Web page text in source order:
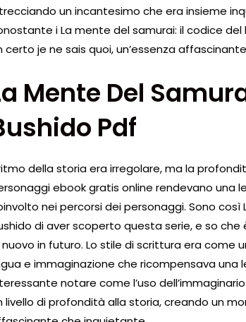
un incantesimo che era insieme
i La mente del samurai: il codice
certo je ne sais quoi, un’essenza
Mente Del
Pdf
della storia era irregolare, ma la
ebook gratis online rendevano una
nei percorsi dei personaggi. Sono
di aver scoperto questa serie, e so
in futuro. Lo stile di scrittura era come
e immaginazione che ricompensava
notare come l’uso
livello di profondità alla storia, creando un